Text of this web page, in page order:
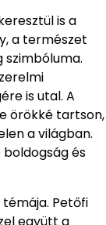
is a
a természet
szimbóluma.
is utal. A
örökké tartson,
a világban.
boldogság és
Petőfi
együtt a